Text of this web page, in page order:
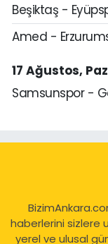
Beşiktaş -
Amed -
17 Ağustos,
Samsunspor -
haberlerini sizlere
yerel ve ulusal